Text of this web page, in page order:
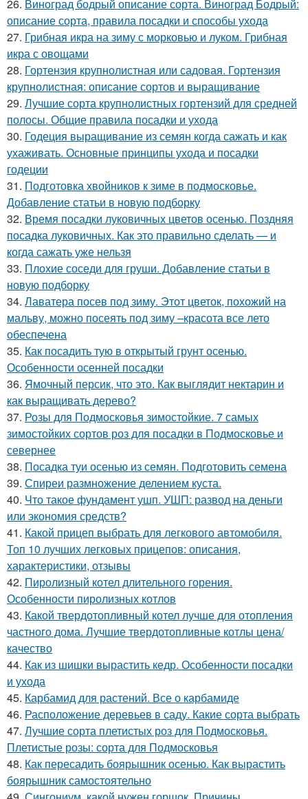
26. Виноград бодрый описание сорта. Виноград Бодрый:
описание сорта, правила посадки и способы ухода
27. Грибная икра на зиму с морковью и луком. Грибная
икра с овощами
28. Гортензия крупнолистная или садовая. Гортензия
крупнолистная: описание сортов и выращивание
29. Лучшие сорта крупнолистных гортензий для средней
полосы. Общие правила посадки и ухода
30. Годеция выращивание из семян когда сажать и как
ухаживать. Основные принципы ухода и посадки
годеции
31. Подготовка хвойников к зиме в подмосковье.
Добавление статьи в новую подборку
32. Время посадки луковичных цветов осенью. Поздняя
посадка луковичных. Как это правильно сделать — и
когда сажать уже нельзя
33. Плохие соседи для груши. Добавление статьи в
новую подборку
34. Лаватера посев под зиму. Этот цветок, похожий на
мальву, можно посеять под зиму –красота все лето
обеспечена
35. Как посадить тую в открытый грунт осенью.
Особенности осенней посадки
36. Ямочный персик, что это. Как выглядит нектарин и
как выращивать дерево?
37. Розы для Подмосковья зимостойкие. 7 самых
зимостойких сортов роз для посадки в Подмосковье и
севернее
38. Посадка туи осенью из семян. Подготовить семена
39. Спиреи размножение делением куста.
40. Что такое фундамент ушп. УШП: развод на деньги
или экономия средств?
41. Какой прицеп выбрать для легкового автомобиля.
Топ 10 лучших легковых прицепов: описания,
характеристики, отзывы
42. Пиролизный котел длительного горения.
Особенности пиролизных котлов
43. Какой твердотопливный котел лучше для отопления
частного дома. Лучшие твердотопливные котлы цена/
качество
44. Как из шишки вырастить кедр. Особенности посадки
и ухода
45. Карбамид для растений. Все о карбамиде
46. Расположение деревьев в саду. Какие сорта выбрать
47. Лучшие сорта плетистых роз для Подмосковья.
Плетистые розы: сорта для Подмосковья
48. Как пересадить боярышник осенью. Как вырастить
боярышник самостоятельно